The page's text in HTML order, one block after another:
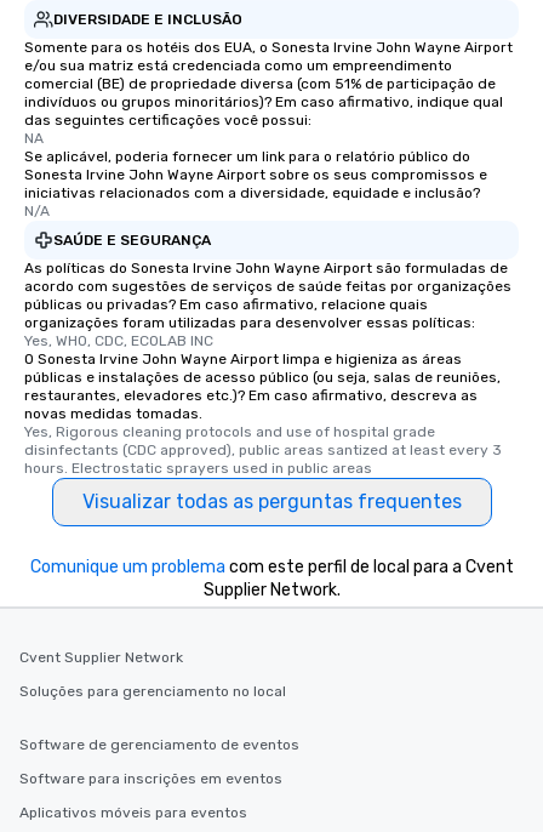
DIVERSIDADE E INCLUSÃO
Somente para os hotéis dos EUA, o Sonesta Irvine John Wayne Airport
e/ou sua matriz está credenciada como um empreendimento
comercial (BE) de propriedade diversa (com 51% de participação de
indivíduos ou grupos minoritários)? Em caso afirmativo, indique qual
das seguintes certificações você possui:
NA
Se aplicável, poderia fornecer um link para o relatório público do
Sonesta Irvine John Wayne Airport sobre os seus compromissos e
iniciativas relacionados com a diversidade, equidade e inclusão?
N/A
SAÚDE E SEGURANÇA
As políticas do Sonesta Irvine John Wayne Airport são formuladas de
acordo com sugestões de serviços de saúde feitas por organizações
públicas ou privadas? Em caso afirmativo, relacione quais
organizações foram utilizadas para desenvolver essas políticas:
Yes, WHO, CDC, ECOLAB INC
O Sonesta Irvine John Wayne Airport limpa e higieniza as áreas
públicas e instalações de acesso público (ou seja, salas de reuniões,
restaurantes, elevadores etc.)? Em caso afirmativo, descreva as
novas medidas tomadas.
Yes, Rigorous cleaning protocols and use of hospital grade
disinfectants (CDC approved), public areas santized at least every 3
hours. Electrostatic sprayers used in public areas
Visualizar todas as perguntas frequentes
Comunique um problema com este perfil de local para a Cvent
Supplier Network.
Cvent Supplier Network
Soluções para gerenciamento no local
Software de gerenciamento de eventos
Software para inscrições em eventos
Aplicativos móveis para eventos